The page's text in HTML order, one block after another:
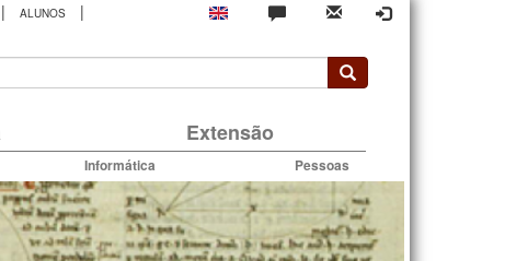
| ALUNOS |
Extensão
Informática Pessoas